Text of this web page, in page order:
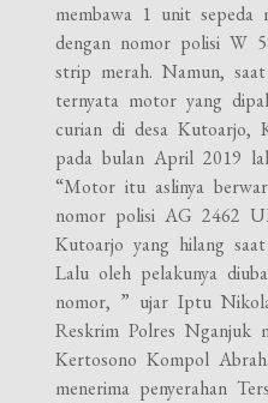
membawa 1 unit
dengan nomor polisi W
strip merah. Namun,
ternyata motor yang
curian di desa Kutoarjo,
pada bulan April 2019
“Motor itu aslinya
nomor polisi AG 2462
Kutoarjo yang hilang
Lalu oleh pelakunya
nomor, ” ujar Iptu
Reskrim Polres Nganjuk
Kertosono Kompol
menerima penyerahan